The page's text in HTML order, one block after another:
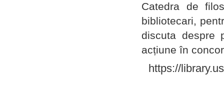
Catedra de
bibliotecari,
discuta despre
acțiune în
https://